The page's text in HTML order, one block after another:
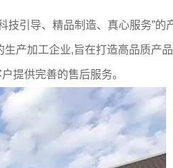
引导、精品制造、真心服务”的
产加工企业,旨在打造高品质产
提供完善的售后服务。